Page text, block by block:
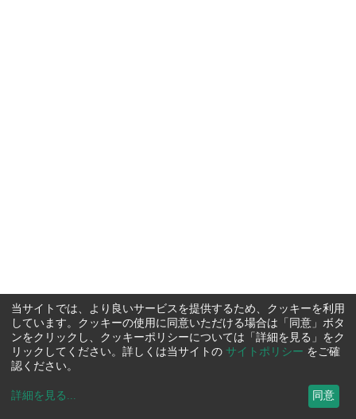
当サイトでは、より良いサービスを提供するため、クッキーを利用
しています。クッキーの使用に同意いただける場合は「同意」ボタ
ンをクリックし、クッキーポリシーについては「詳細を見る」をク
リックしてください。詳しくは当サイトの サイトポリシー をご確
認ください。
詳細を見る ... 同意